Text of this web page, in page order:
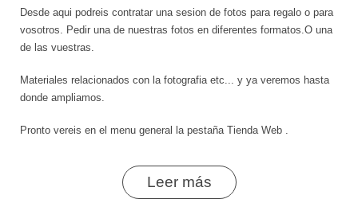
Desde aqui podreis contratar una sesion de fotos para regalo o para
vosotros. Pedir una de nuestras fotos en diferentes formatos.O una
de las vuestras.
Materiales relacionados con la fotografia etc... y ya veremos hasta
donde ampliamos.
Pronto vereis en el menu general la pestaña Tienda Web .
Leer más